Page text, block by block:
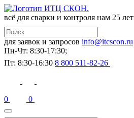
всё для сварки и контроля нам 25 лет
для заявок и запросов info@itcscon.ru
Пн-Чт: 8:30-17:30;
Пт: 8:30-16:30 8 800 511-82-26
0 0